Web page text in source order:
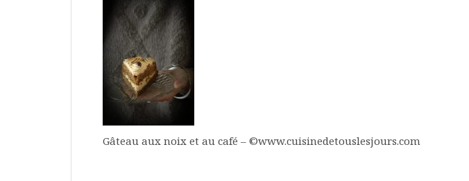
Gâteau aux noix et au café – ©www.cuisinedetouslesjours.com